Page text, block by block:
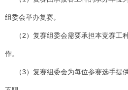
组委会举办复赛。
（2）复赛组委会需要承担本竞赛工
作。
（3）复赛组委会为每位参赛选手提